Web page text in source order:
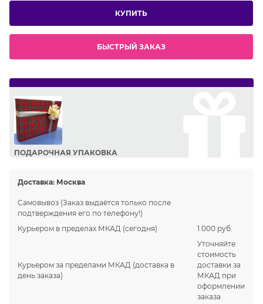
КУПИТЬ
БЫСТРЫЙ ЗАКАЗ
ПОДАРОЧНАЯ УПАКОВКА
Доставка: Москва
Самовывоз (Заказ выдаётся только после
подтверждения его по телефону!)
Курьером в пределах МКАД (сегодня) 1 000 руб.
Курьером за пределами МКАД (доставка в
день заказа)
Уточняйте
стоимость
доставки за
МКАД при
оформлении
заказа